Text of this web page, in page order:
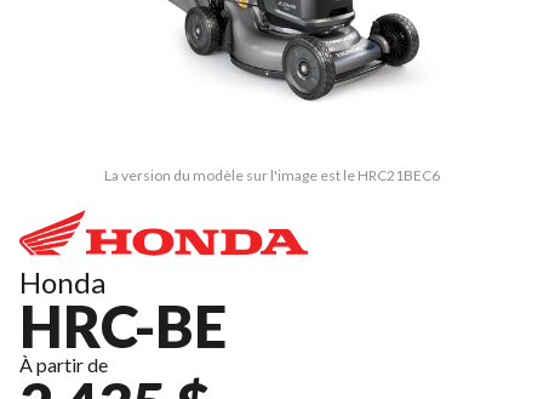
La version du modèle sur l'image est le HRC21BEC6
Honda
HRC-BE
À partir de